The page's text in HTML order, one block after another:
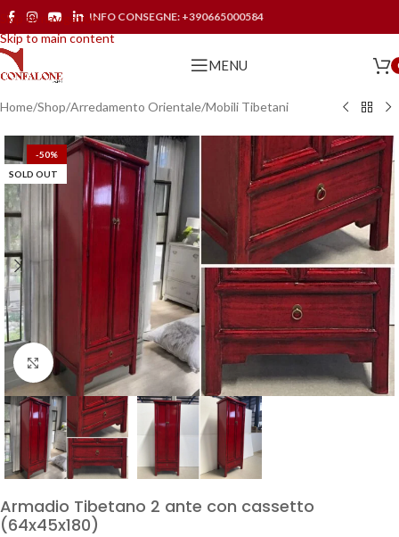
Skip to navigation
Skip to main content
INFO CONSEGNE: +390665000584
MENU
Home/Shop/Arredamento Orientale/Mobili Tibetani
-50%
SOLD OUT
Click to enlarge
Armadio Tibetano 2 ante con cassetto
(64x45x180)